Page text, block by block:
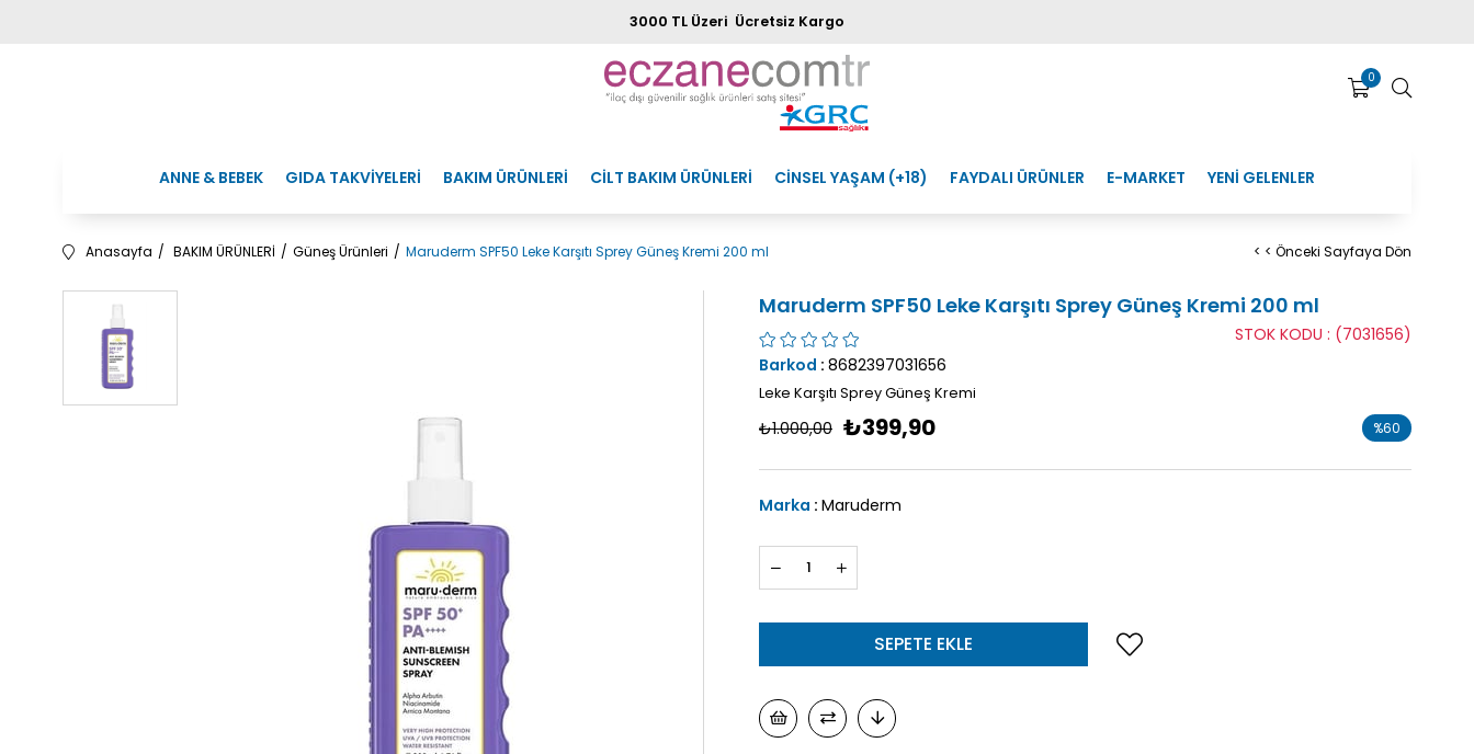
3000 TL Üzeri Ücretsiz Kargo
0
ANNE & BEBEK GIDA TAKVİYELERİ BAKIM ÜRÜNLERİ CİLT BAKIM ÜRÜNLERİ CİNSEL YAŞAM (+18) FAYDALI ÜRÜNLER E-MARKET YENİ GELENLER
Anasayfa BAKIM ÜRÜNLERİ Güneş Ürünleri Maruderm SPF50 Leke Karşıtı Sprey Güneş Kremi 200 ml < < Önceki Sayfaya Dön
Maruderm SPF50 Leke Karşıtı Sprey Güneş Kremi 200 ml
(7031656)
STOK KODU
Barkod : 8682397031656
Leke Karşıtı Sprey Güneş Kremi
₺1.000,00 ₺399,90 %60
Marka : Maruderm